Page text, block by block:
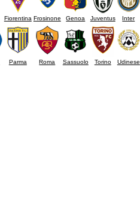
Fiorentina Frosinone Genoa Juventus Inter
Parma Roma Sassuolo Torino Udinese